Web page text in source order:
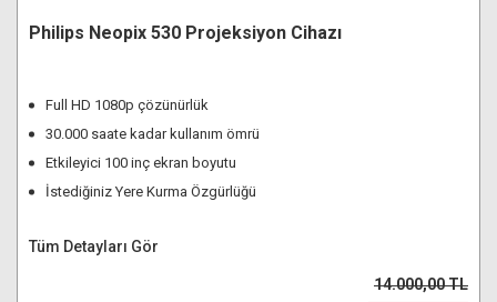
Philips Neopix 530 Projeksiyon Cihazı
Full HD 1080p çözünürlük
30.000 saate kadar kullanım ömrü
Etkileyici 100 inç ekran boyutu
İstediğiniz Yere Kurma Özgürlüğü
Tüm Detayları Gör
14.000,00 TL